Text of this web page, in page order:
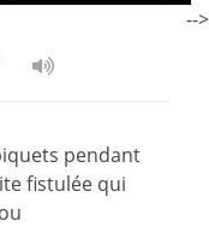
pendant
fistulée qui
-->